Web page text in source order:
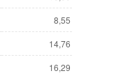
8,55
14,76
16,29